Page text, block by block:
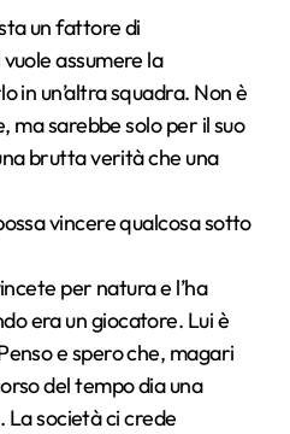
un fattore di
assumere la
in un’altra squadra. Non è
ma sarebbe solo per il suo
brutta verità che una
vincere qualcosa sotto
per natura e l’ha
era un giocatore. Lui è
e spero che, magari
del tempo dia una
La società ci crede